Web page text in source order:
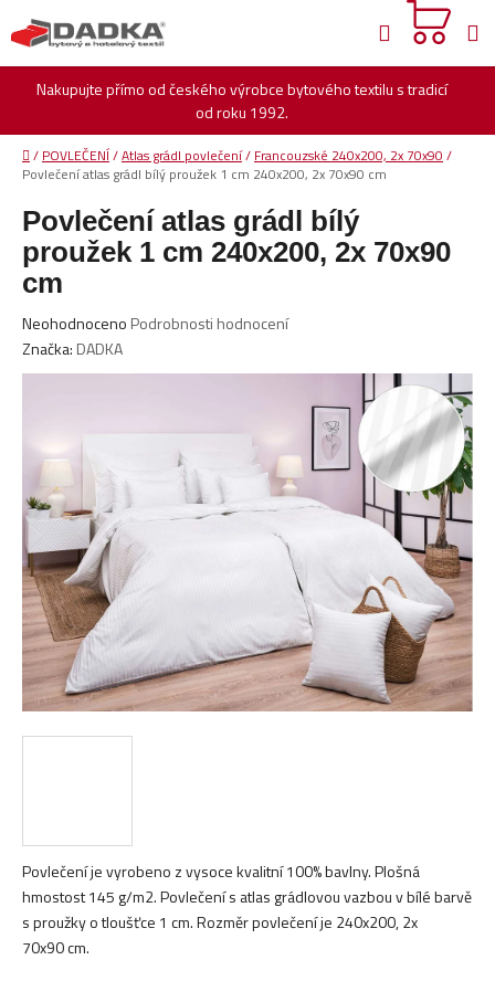
na
obsah
Nakupujte přímo od českého výrobce bytového textilu s tradicí
od roku 1992.
Hledat
Domů
/ POVLEČENÍ/Atlas grádl povlečení/ Francouzské 240x200, 2x 70x90 /
Povlečení atlas grádl bílý proužek 1 cm 240x200, 2x 70x90 cm
Povlečení je vyrobeno z vysoce kvalitní 100% bavlny. Plošná
hmostost 145 g/m2. Povlečení s atlas grádlovou vazbou v bílé barvě
s proužky o tloušťce 1 cm. Rozměr povlečení je 240x200, 2x
70x90 cm.
Povlečení atlas grádl bílý
proužek 1 cm 240x200, 2x 70x90
cm
Průměrné
hodnocení
produktu
hvězdiček.
Neohodnoceno Podrobnosti hodnocení
Značka: DADKA